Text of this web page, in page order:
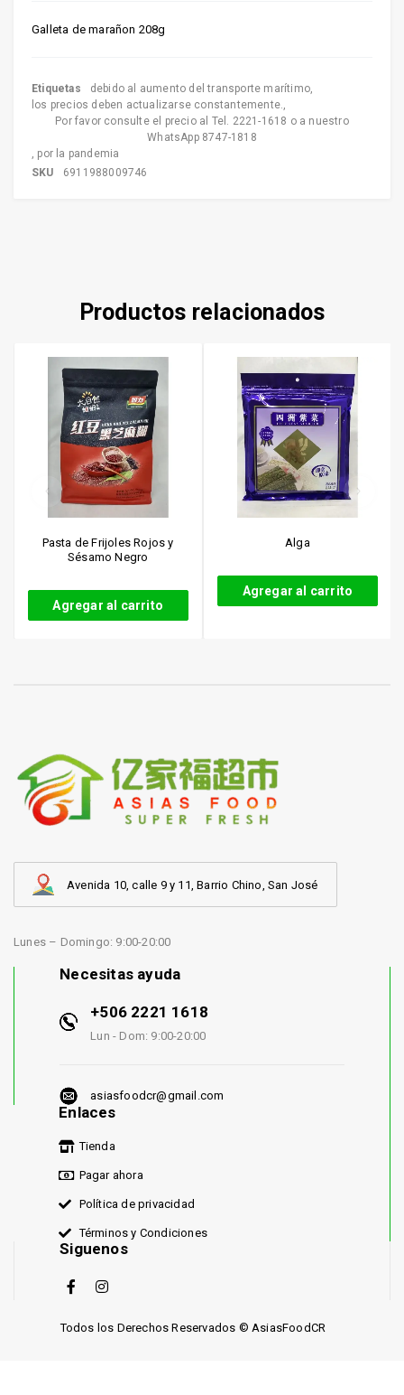
Galleta de marañon 208g
Etiquetas debido al aumento del transporte marítimo,
los precios deben actualizarse constantemente.,
Por favor consulte el precio al Tel. 2221-1618 o a nuestro
WhatsApp 8747-1818
, por la pandemia
SKU
6911988009746
Productos relacionados
Pasta de Frijoles Rojos y
Sésamo Negro
Agregar al carrito
Alga
Agregar al carrito
Avenida 10, calle 9 y 11, Barrio Chino, San José
Lunes – Domingo: 9:00-20:00
Necesitas ayuda
+506 2221 1618
Lun - Dom: 9:00-20:00
asiasfoodcr@gmail.com
Enlaces
Tienda
Pagar ahora
Política de privacidad
Términos y Condiciones
Siguenos
Todos los Derechos Reservados © AsiasFoodCR